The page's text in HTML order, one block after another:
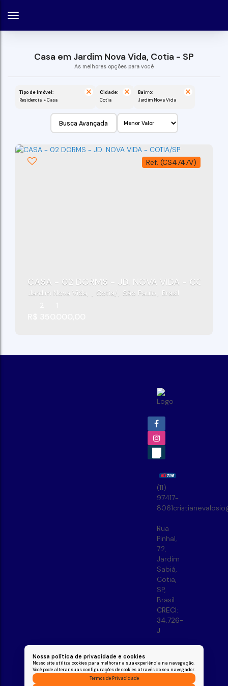
Nossa política de privacidade e cookies
Nosso site utiliza cookies para melhorar a sua experiência na navegação.
Você pode alterar suas configurações de cookies através do seu navegador.
Termos de Privacidade
Casa em Jardim Nova Vida, Cotia - SP
Tipo de Imóvel:
Residencial » Casa
Cidade:
Cotia
Bairro:
Jardim Nova Vida
Busca Avançada
(CS4747V)
CASA - 02 DORMS - JD. NOVA VIDA - COTIA/
Jardim Nova Vida Cotia São Paulo
Brasil
(11)
97417-
8061
Rua
Pinhal,
72,
Jardim
Sabiá,
Cotia,
SP,
Brasil
CRECI:
34.726-
J